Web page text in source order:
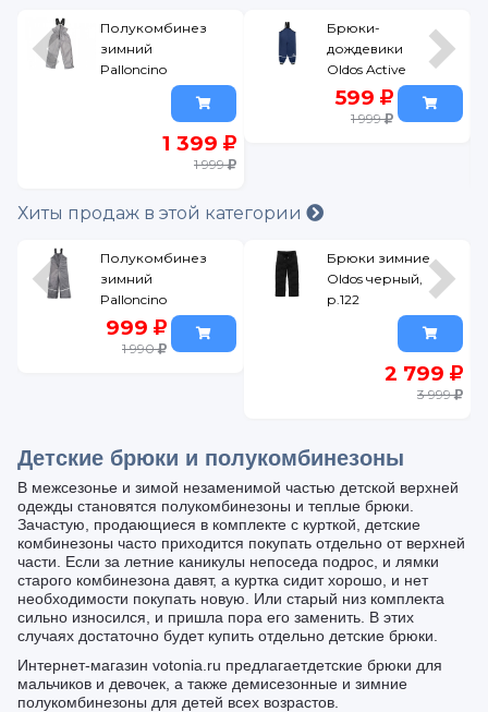
Полукомбинезон
зимний
Palloncino
(Полукомбинезон
1 399
1 999
Брюки-
дождевики
Oldos Active
Клео синий,
р.116
599
1 999
Хиты продаж в этой категории
Полукомбинезон
зимний
Palloncino
серый, р.92
999
1 990
Брюки зимние
Oldos черный,
р.122
2 799
3 999
Детские брюки и полукомбинезоны
В межсезонье и зимой незаменимой частью детской верхней
одежды становятся полукомбинезоны и теплые брюки.
Зачастую, продающиеся в комплекте с курткой, детские
комбинезоны часто приходится покупать отдельно от верхней
части. Если за летние каникулы непоседа подрос, и лямки
старого комбинезона давят, а куртка сидит хорошо, и нет
необходимости покупать новую. Или старый низ комплекта
сильно износился, и пришла пора его заменить. В этих
случаях достаточно будет купить отдельно детские брюки.
Интернет-магазин votonia.ru предлагаетдетские брюки для
мальчиков и девочек, а также демисезонные и зимние
полукомбинезоны для детей всех возрастов.